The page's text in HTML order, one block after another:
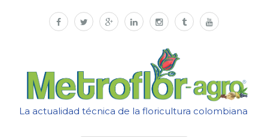
La actualidad técnica de la floricultura colombiana